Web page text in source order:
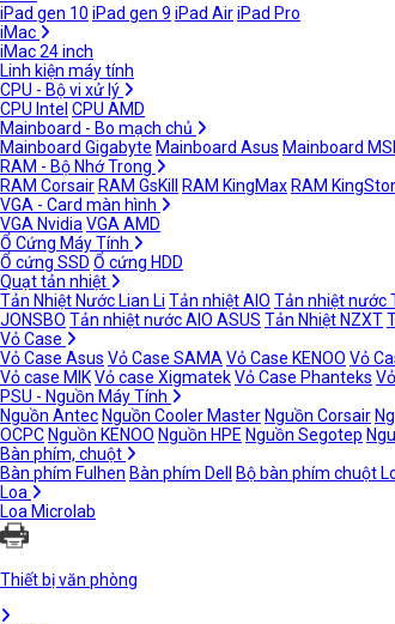
iPad gen 10 iPad gen 9 iPad AiriPad Pro
iMac
iMac 24 inch
Linh kiện máy tính
CPU - Bộ vi xử lý
CPU Intel CPU AMD
Mainboard - Bo mạch chủ
Mainboard Gigabyte Mainboard Asus Mainboard MSI
RAM - Bộ Nhớ Trong
RAM Corsair RAM GsKill RAM KingMax RAM
VGA - Card màn hình
VGA Nvidia VGA AMD
Ổ Cứng Máy Tính
Ổ cứng SSD Ổ cứng HDD
Quạt tản nhiệt
Tản Nhiệt Nước Lian Li Tản nhiệt AIO Tản nhiệt nước
JONSBO Tản nhiệt nước AIO ASUS Tản Nhiệt NZXT
Vỏ Case
Vỏ Case Asus Vỏ Case SAMA Vỏ Case KENOO Vỏ
Vỏ case MIKVỏ case XigmatekVỏ Case Phanteks
PSU - Nguồn Máy Tính
Nguồn Antec Nguồn Cooler Master Nguồn Corsair
OCPC Nguồn KENOO Nguồn HPE Nguồn Segotep
Bàn phím, chuột
Bàn phím Fulhen Bàn phím Dell Bộ bàn phím chuột
Loa
Loa Microlab
Thiết bị văn phòng